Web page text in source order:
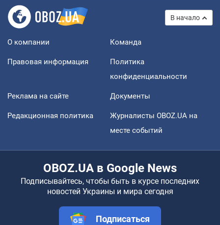
В начало
О компании Команда
Правовая информация
Политика
конфиденциальности
Реклама на сайте Документы
Редакционная политика
Журналисты OBOZ.UA на
месте событий
OBOZ.UA в Google News
Подписывайтесь, чтобы быть в курсе последних
новостей Украины и мира сегодня
Подписаться